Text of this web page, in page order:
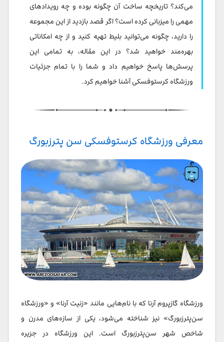
سفر در اطراف گازپروم آرنا| A journey around the
Gazprom Arena
تور مسیر فوتبالیست | The Way of the Footballer
Dmitry Kozlov
موقعیت مکانی ورزشگاه کرستوفسکی
چگونه به ورزشگاه گازپروم آرنا برویم؟
امکانات رفاهی و تفریحی
سخن پایانی
می‌کند؟ تاریخچه ساخت آن چگونه بوده و چه رویدادهای
مهمی را میزبانی کرده است؟ اگر قصد بازدید از این مجموعه
را دارید، چگونه می‌توانید بلیط تهیه کنید و از چه امکاناتی
بهره‌مند خواهید شد؟ در این مقاله، به تمامی این
پرسش‌ها پاسخ خواهیم داد و شما را با تمام جزئیات
ورزشگاه کرستوفسکی آشنا خواهیم کرد.
معرفی ورزشگاه کرستوفسکی سن پترزبورگ
ورزشگاه گازپروم آرنا که با نام‌هایی مانند «زنیت آرنا» و «ورزشگاه
سن‌پترزبورگ» نیز شناخته می‌شود، یکی از سازه‌های مدرن و
شاخص شهر سن‌پترزبورگ است. این ورزشگاه در جزیره